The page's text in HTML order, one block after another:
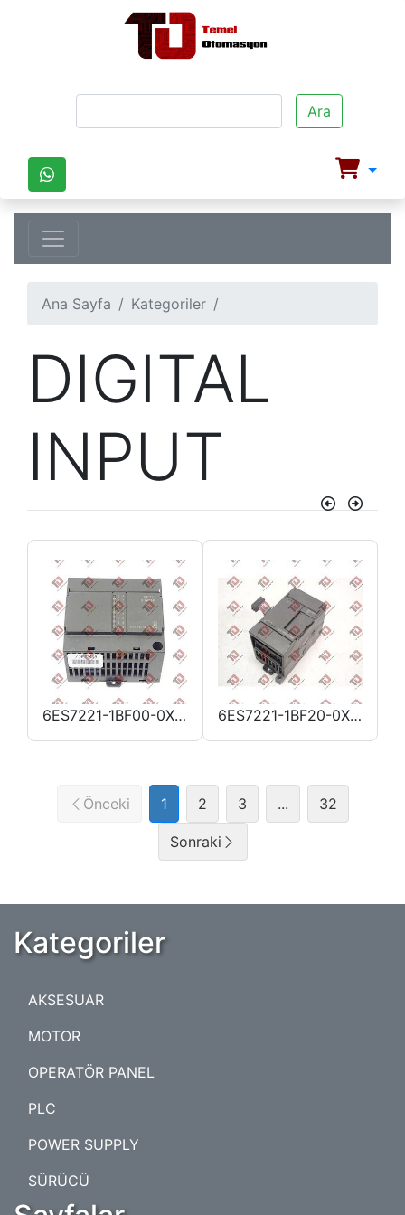
Ara
Ana Sayfa Kategoriler
DIGITAL
INPUT
6ES7221-1BF00-0XA0 6ES7221-1BF20-0XA0
Önceki
Önceki 1 2 3 ... 32
Sonraki
Kategoriler
AKSESUAR
MOTOR
OPERATÖR PANEL
PLC
POWER SUPPLY
SÜRÜCÜ